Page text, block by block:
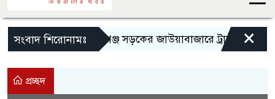
সংবাদ শিরোনামঃ
‎সিলেট-সুনামগঞ্জ সড়কের জাউয়াবাজারে ট্রাক দুর্ঘটনা, ×
প্রচ্ছদ